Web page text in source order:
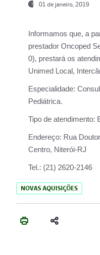
01 de janeiro, 2019
Informamos que, a
prestador Oncoped
0), prestará os
Unimed Local,
Especialidade:
Pediátrica.
Tipo de atendimento:
Endereço: Rua
Centro, Niterói-RJ
Tel.: (21) 2620-2146
NOVAS AQUISIÇÕES